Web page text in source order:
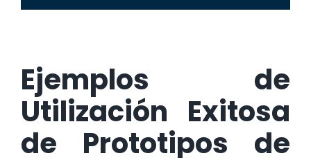
Ejemplos de
Utilización Exitosa
de Prototipos de